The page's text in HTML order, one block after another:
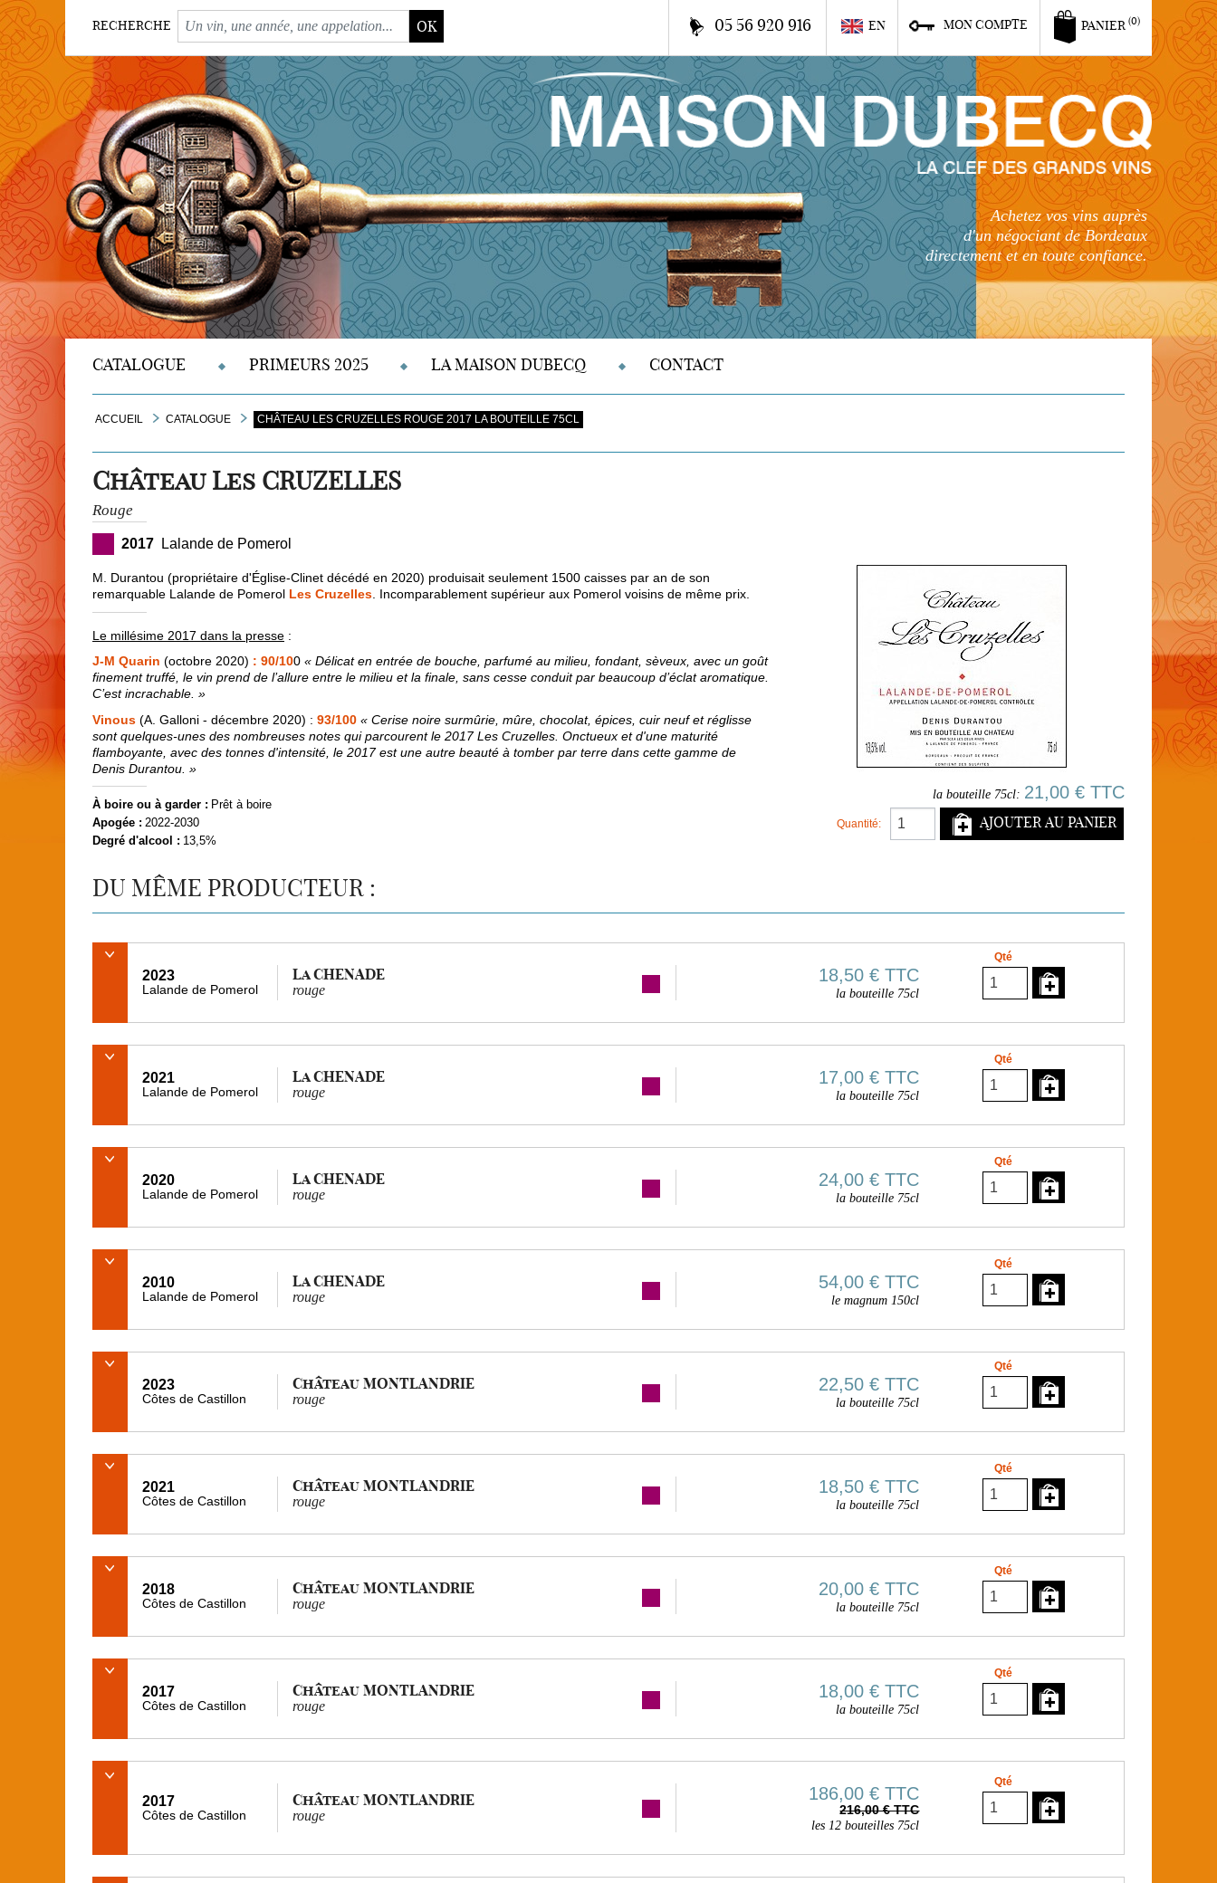
RECHERCHE OK PANIER (0)
MON COMPTE
EN
05 56 920 916
Achetez vos vins auprès
d'un négociant de Bordeaux
directement et en toute confiance.
CATALOGUE PRIMEURS 2025 LA MAISON DUBECQ CONTACT
ACCUEIL CATALOGUE CHÂTEAU LES CRUZELLES ROUGE 2017 LA BOUTEILLE 75CL
Château Les CRUZELLES
Rouge
2017 Lalande de Pomerol
la bouteille 75cl: 21,00 € TTC
Quantité: AJOUTER AU PANIER
M. Durantou (propriétaire d'Église-Clinet décédé en 2020) produisait seulement 1500 caisses par an de son
remarquable Lalande de Pomerol Les Cruzelles. Incomparablement supérieur aux Pomerol voisins de même prix.
Le millésime 2017 dans la presse :
J-M Quarin (octobre 2020) : 90/100« Délicat en entrée de bouche, parfumé au milieu, fondant, sèveux, avec un goût
finement truffé, le vin prend de l’allure entre le milieu et la finale, sans cesse conduit par beaucoup d’éclat aromatique.
C’est incrachable. »
Vinous (A. Galloni - décembre 2020) :93/100 « Cerise noire surmûrie, mûre, chocolat, épices, cuir neuf et réglisse
sont quelques-unes des nombreuses notes qui parcourent le 2017 Les Cruzelles. Onctueux et d'une maturité
flamboyante, avec des tonnes d'intensité, le 2017 est une autre beauté à tomber par terre dans cette gamme de
Denis Durantou. »
À boire ou à garder : Prêt à boire
Apogée : 2022-2030
Degré d'alcool : 13,5%
DU MÊME PRODUCTEUR :
2023
Lalande de Pomerol
La CHENADE
rouge
18,50 € TTC
la bouteille 75cl
Qté
2021
Lalande de Pomerol
La CHENADE
rouge
17,00 € TTC
la bouteille 75cl
Qté
2020
Lalande de Pomerol
La CHENADE
rouge
24,00 € TTC
la bouteille 75cl
Qté
2010
Lalande de Pomerol
La CHENADE
rouge
54,00 € TTC
le magnum 150cl
Qté
2023
Côtes de Castillon
Château MONTLANDRIE
rouge
22,50 € TTC
la bouteille 75cl
Qté
2021
Côtes de Castillon
Château MONTLANDRIE
rouge
18,50 € TTC
la bouteille 75cl
Qté
2018
Côtes de Castillon
Château MONTLANDRIE
rouge
20,00 € TTC
la bouteille 75cl
Qté
2017
Côtes de Castillon
Château MONTLANDRIE
rouge
18,00 € TTC
la bouteille 75cl
Qté
2017
Côtes de Castillon
Château MONTLANDRIE
rouge
186,00 € TTC
216,00 € TTC
les 12 bouteilles 75cl
Qté